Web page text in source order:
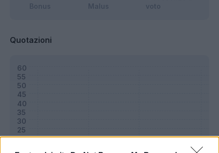
Quotazioni